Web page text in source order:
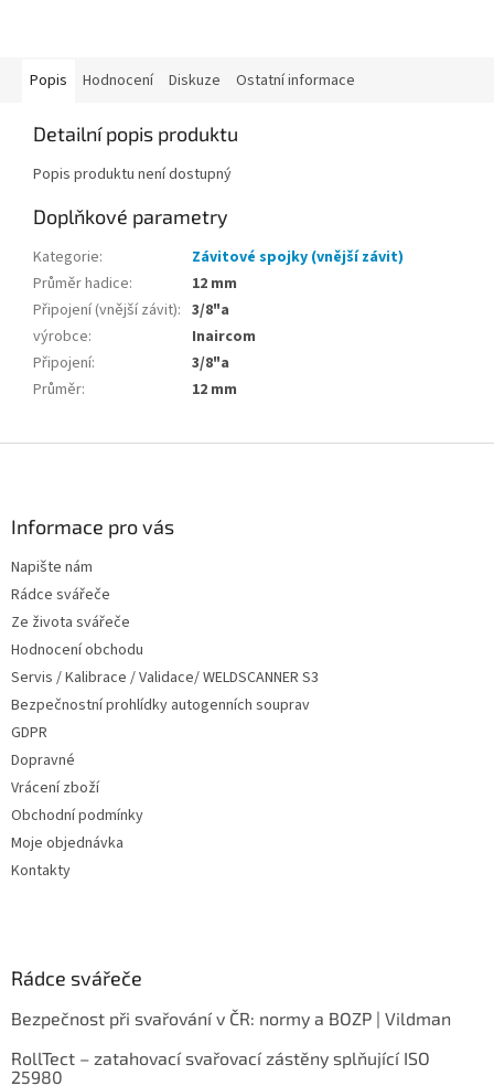
Popis Hodnocení Diskuze Ostatní informace
Detailní popis produktu
Popis produktu není dostupný
Doplňkové parametry
Kategorie:
Závitové spojky (vnější závit)
Průměr hadice:
12 mm
Připojení (vnější závit): 3/8"a
výrobce:
Inaircom
Připojení:
3/8"a
Průměr: 12 mm
Informace pro vás
Napište nám
Rádce svářeče
Ze života svářeče
Hodnocení obchodu
Servis / Kalibrace / Validace/ WELDSCANNER S3
Bezpečnostní prohlídky autogenních souprav
GDPR
Dopravné
Vrácení zboží
Obchodní podmínky
Moje objednávka
Kontakty
Rádce svářeče
Bezpečnost při svařování v ČR: normy a BOZP | Vildman
RollTect – zatahovací svařovací zástěny splňující ISO
25980